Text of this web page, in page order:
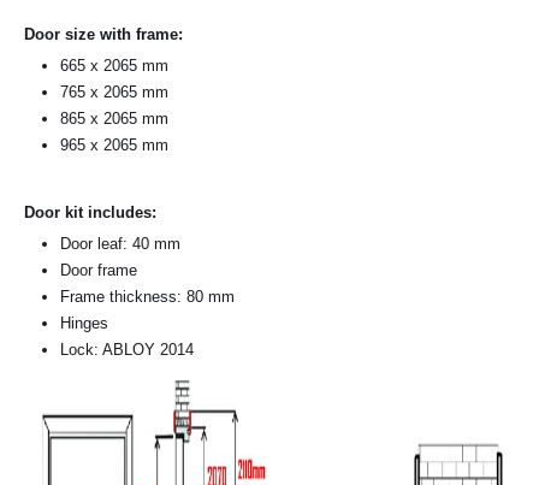
Door size with frame:
665 x 2065 mm
765 x 2065 mm
865 x 2065 mm
965 x 2065 mm
Door kit includes:
Door leaf: 40 mm
Door frame
Frame thickness: 80 mm
Hinges
Lock: ABLOY 2014